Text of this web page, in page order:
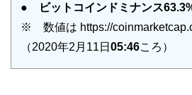
●
ビットコインドミナンス
※ 数値は https://
（2020年2月11日 05:46ころ）